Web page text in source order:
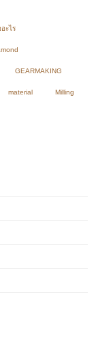
ะไร
GEARMAKING
material Milling